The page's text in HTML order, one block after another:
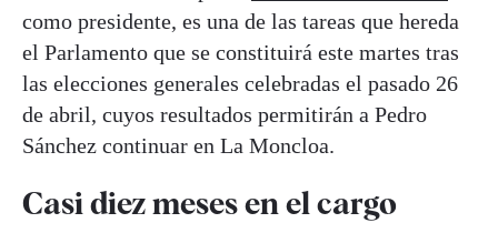
como presidente, es una de las tareas que hereda
el Parlamento que se constituirá este martes tras
las elecciones generales celebradas el pasado 26
de abril, cuyos resultados permitirán a Pedro
Sánchez continuar en La Moncloa.
Casi diez meses en el cargo